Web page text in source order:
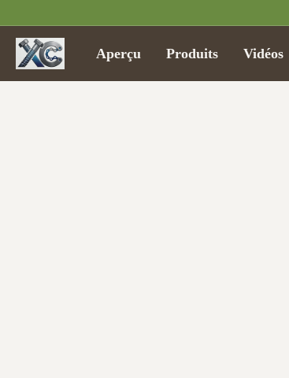
Aperçu Produits Vidéos